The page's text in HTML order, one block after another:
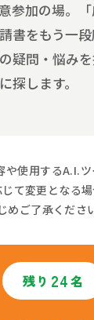
参加の場。
書をもう一
疑問・悩み
探します。
使用するA.I.
て変更となる
じめご了承くださ
残り 24名